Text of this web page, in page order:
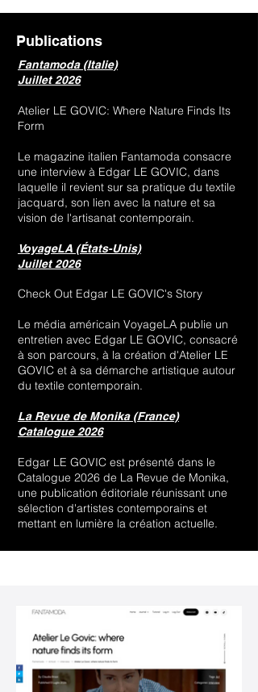
Publications
Fantamoda (Italie)
Juillet 2026
Atelier LE GOVIC: Where Nature Finds Its
Form
Le magazine italien Fantamoda consacre
une interview à Edgar LE GOVIC, dans
laquelle il revient sur sa pratique du textile
jacquard, son lien avec la nature et sa
vision de l'artisanat contemporain.
VoyageLA (États-Unis)
Juillet 2026
Check Out Edgar LE GOVIC's Story
Le média américain VoyageLA publie un
entretien avec Edgar LE GOVIC, consacré
à son parcours, à la création d'Atelier LE
GOVIC et à sa démarche artistique autour
du textile contemporain.
La Revue de Monika (France)
Catalogue 2026
Edgar LE GOVIC est présenté dans le
Catalogue 2026 de La Revue de Monika,
une publication éditoriale réunissant une
sélection d'artistes contemporains et
mettant en lumière la création actuelle.​